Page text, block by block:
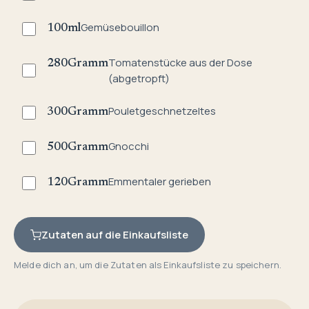
100mlGemüsebouillon
280GrammTomatenstücke aus der Dose
(abgetropft)
300GrammPouletgeschnetzeltes
500GrammGnocchi
120GrammEmmentaler gerieben
Zutaten auf die Einkaufsliste
Melde dich an, um die Zutaten als Einkaufsliste zu speichern.